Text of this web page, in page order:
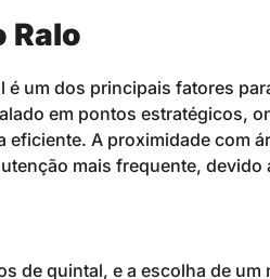
Ralo
é um dos principais fatores
em pontos estratégicos,
eficiente. A proximidade com
mais frequente,
de quintal, e a escolha de